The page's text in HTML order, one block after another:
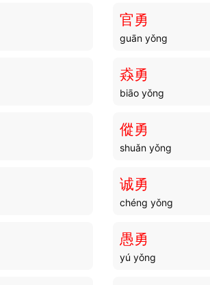
斗战
斗辨
斗拳
斗星
斗妍
官勇
guān yǒng
猋勇
biāo yǒng
傱勇
shuǎn yǒng
诚勇
chéng yǒng
愚勇
yú yǒng